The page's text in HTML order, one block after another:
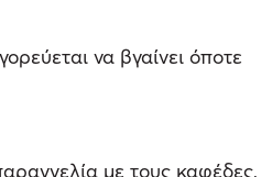
να βγαίνει όποτε
με τους καφέδες,